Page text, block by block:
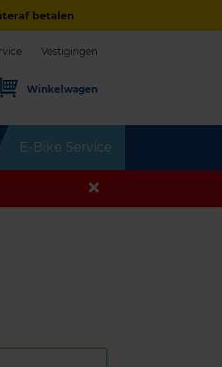
betalen
E-Bike Service
Vestigingen
Winkelwagen